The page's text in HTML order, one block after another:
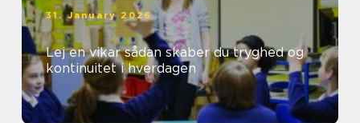
31. January 2026
Lej en vikar sådan skaber du tryghed og
kontinuitet i hverdagen